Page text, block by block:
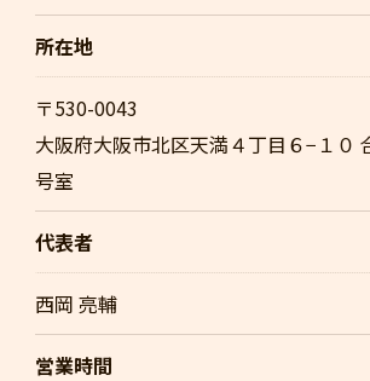
所在地
〒530-0043
大阪府大阪市北区天満４丁目６−１０
号室
代表者
西岡 亮輔
営業時間